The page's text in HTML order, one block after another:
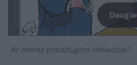
Ar meras pradžiugino vilniečius?